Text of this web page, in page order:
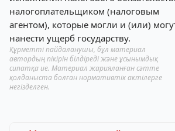
налогоплательщиком (налоговым
агентом), которые могли и (или)
нанести ущерб государству.
Құрметті пайдаланушы, бұл материал
автордың пікірін білдіреді және ұсынымдық
сипатқа ие. Материал жарияланған сәтте
қолданыста болған нормативтік актілерге
негізделген.